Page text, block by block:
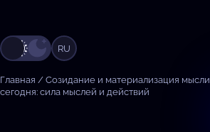
RU
Главная / Созидание и материализация мысли
сегодня: сила мыслей и действий